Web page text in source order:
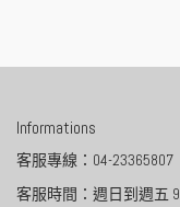
Informations
客服專線：04-23365807
客服時間：週日到週五